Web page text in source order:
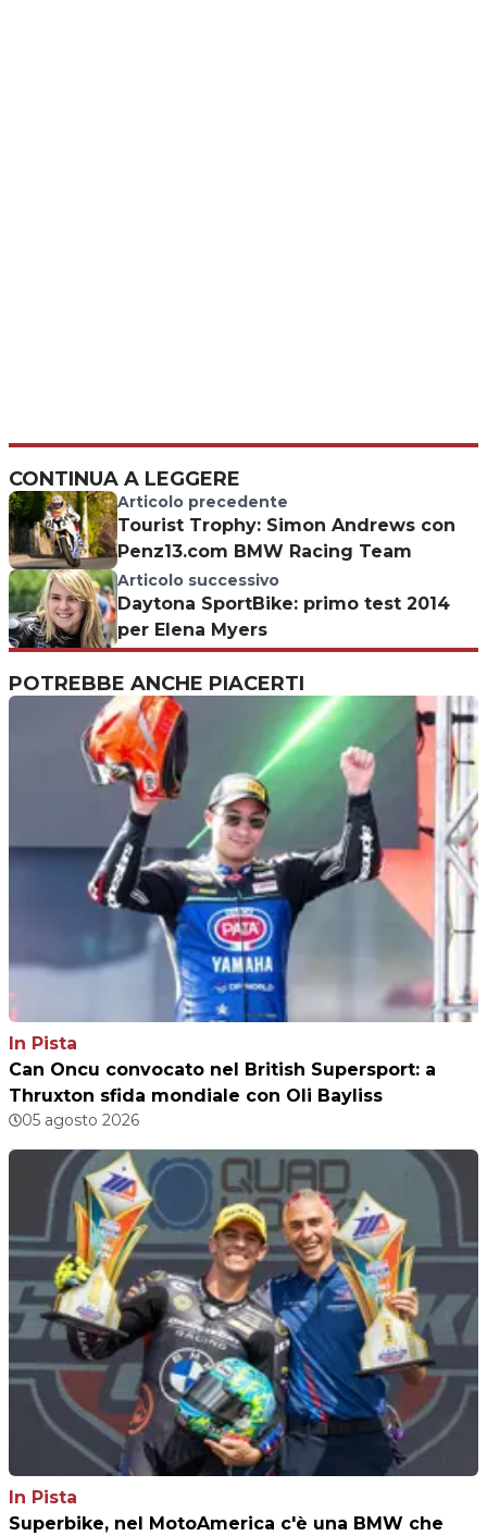
CONTINUA A LEGGERE
Articolo precedente
Tourist Trophy: Simon Andrews con
Penz13.com BMW Racing Team
Articolo successivo
Daytona SportBike: primo test 2014
per Elena Myers
POTREBBE ANCHE PIACERTI
In Pista
Can Oncu convocato nel British Supersport: a
Thruxton sfida mondiale con Oli Bayliss
05 agosto 2026
In Pista
Superbike, nel MotoAmerica c'è una BMW che